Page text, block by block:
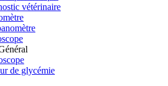
vétérinaire
de glycémie